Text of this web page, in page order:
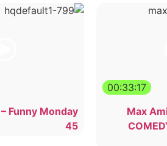
00:33:17
Max
Funny Monday
45